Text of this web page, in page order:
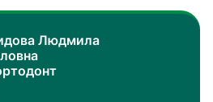
Людмила